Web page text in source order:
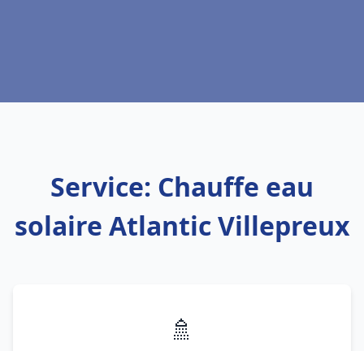
Service: Chauffe eau
solaire Atlantic Villepreux
🚿